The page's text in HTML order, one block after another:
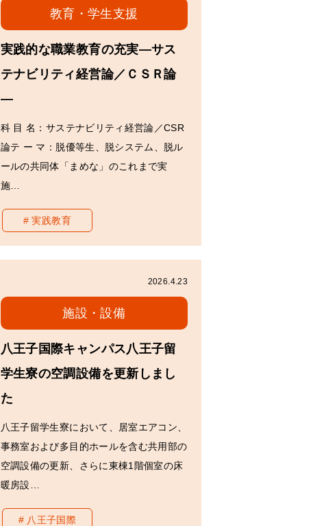
教育・学生支援
実践的な職業教育の充実―サス
テナビリティ経営論／ＣＳＲ論
―
科 目 名：サステナビリティ経営論／CSR
論テ ー マ：脱優等生、脱システム、脱ル
ールの共同体「まめな」のこれまで実
施…
実践教育
2026.4.23
施設・設備
八王子国際キャンパス八王子留
学生寮の空調設備を更新しまし
た
八王子留学生寮において、居室エアコン、
事務室および多目的ホールを含む共用部の
空調設備の更新、さらに東棟1階個室の床
暖房設…
八王子国際